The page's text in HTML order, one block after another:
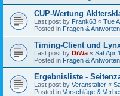
CUP-Wertung
Last post by Frank63 « Tue
Posted in Fragen & Antworten
Timing-Client und
Last post by DiWa « Sat Apr
Posted in Fragen & Antworten
Ergebnisliste -
Last post by Veranstalter «
Posted in Vorschläge &